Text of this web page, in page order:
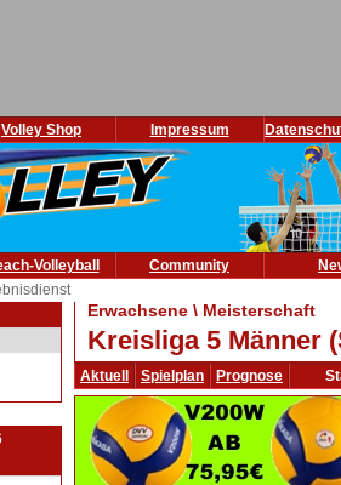
Volley Shop Impressum
Volleyball Community
Erwachsene \ Meisterschaft
Kreisliga 5 Männer
Aktuell Spielplan Prognose